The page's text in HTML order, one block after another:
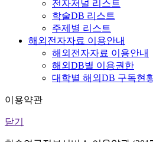
전자저널 리스트
학술DB 리스트
주제별 리스트
해외전자자료 이용안내
해외전자자료 이용안내
해외DB별 이용권한
대학별 해외DB 구독현
이용약관
닫기